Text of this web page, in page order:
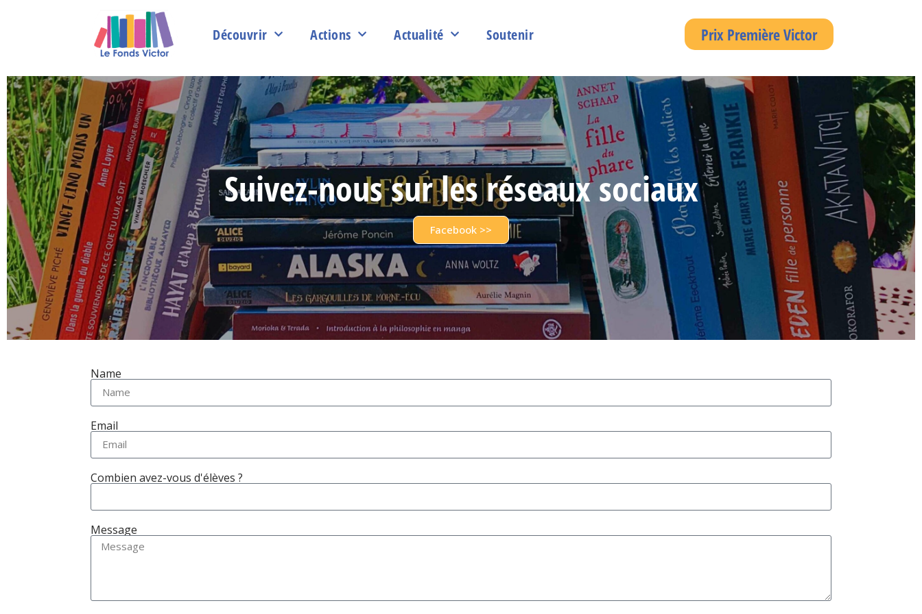
Découvrir Actions Actualité Soutenir Prix Première Victor
Suivez-nous sur les réseaux sociaux
Facebook >>
Name
Email
Combien avez-vous d'élèves ?
Message